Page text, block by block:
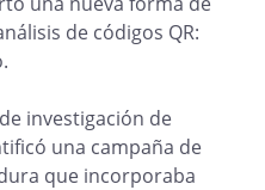
de códigos QR:
investigación de
una campaña de
que incorporaba